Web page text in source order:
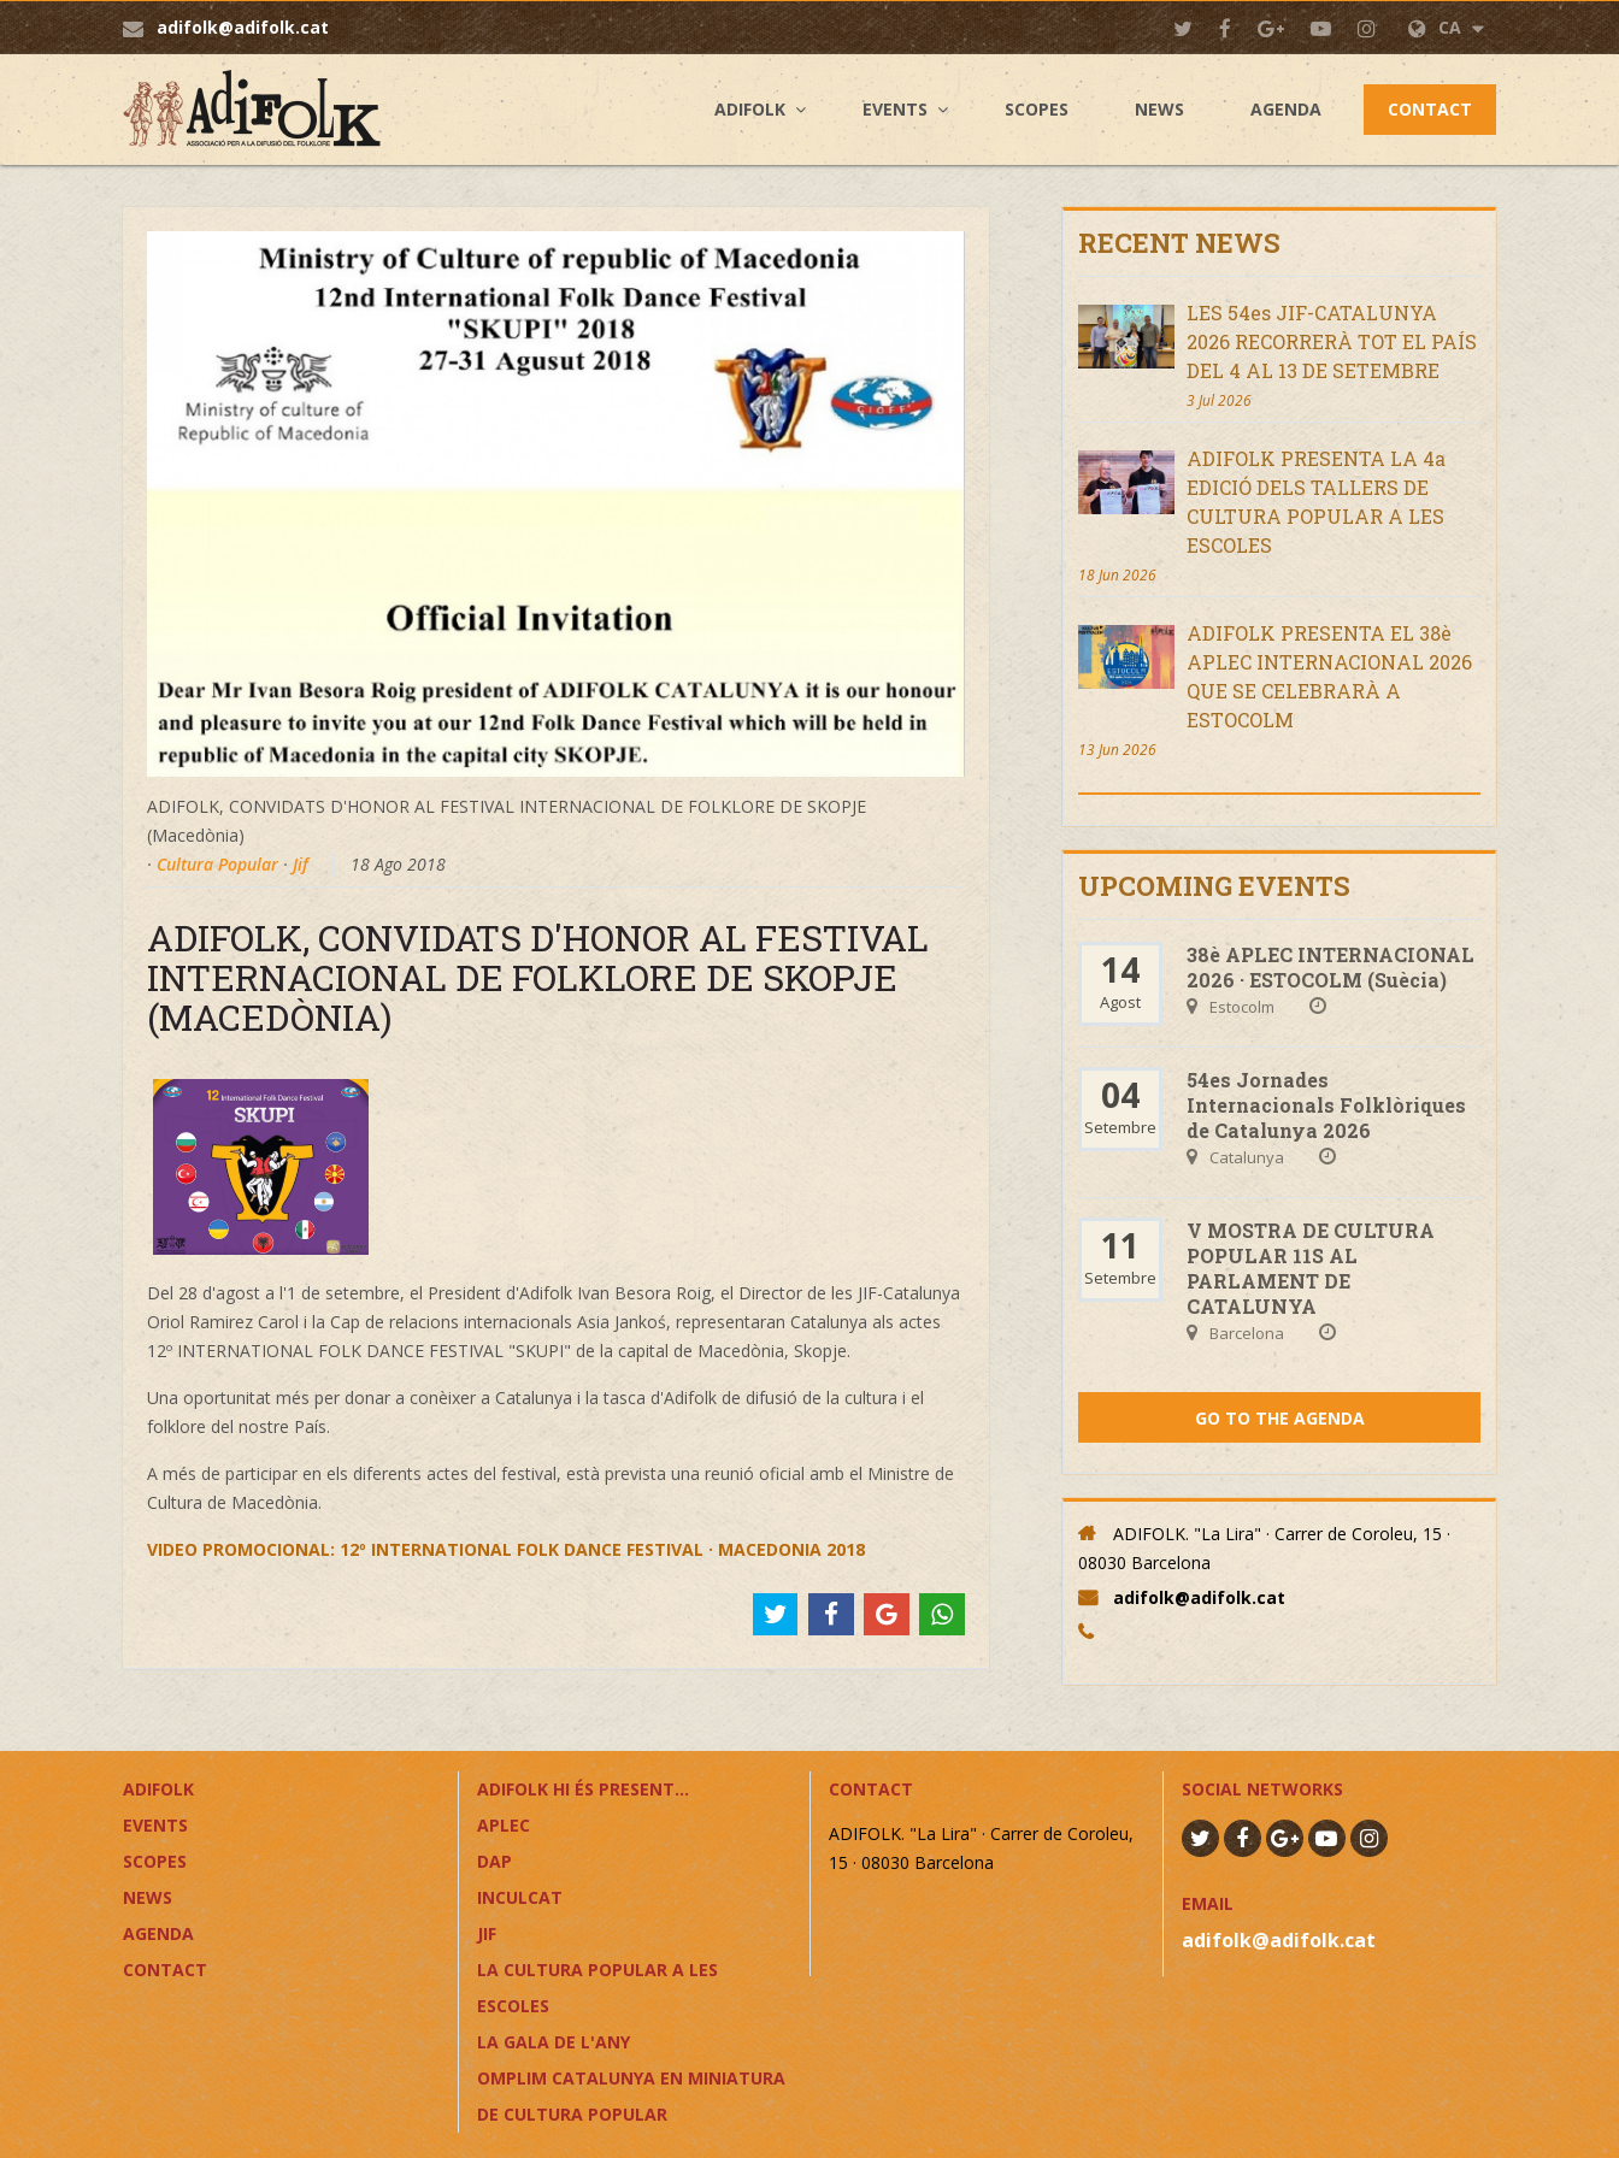
adifolk@adifolk.cat CA
ADIFOLK EVENTS SCOPES NEWS AGENDA CONTACT
ADIFOLK, CONVIDATS D'HONOR AL FESTIVAL INTERNACIONAL DE FOLKLORE DE SKOPJE
(Macedònia)
· Cultura Popular · Jif 18 Ago 2018
ADIFOLK, CONVIDATS D'HONOR AL FESTIVAL
INTERNACIONAL DE FOLKLORE DE SKOPJE
(MACEDÒNIA)
Del 28 d'agost a l'1 de setembre, el President d'Adifolk Ivan Besora Roig, el Director de les JIF-Catalunya
Oriol Ramirez Carol i la Cap de relacions internacionals Asia Jankoś, representaran Catalunya als actes
12º INTERNATIONAL FOLK DANCE FESTIVAL "SKUPI" de la capital de Macedònia, Skopje.
Una oportunitat més per donar a conèixer a Catalunya i la tasca d'Adifolk de difusió de la cultura i el
folklore del nostre País.
A més de participar en els diferents actes del festival, està prevista una reunió oficial amb el Ministre de
Cultura de Macedònia.
VIDEO PROMOCIONAL: 12º INTERNATIONAL FOLK DANCE FESTIVAL · MACEDONIA 2018
RECENT NEWS
LES 54es JIF-CATALUNYA
2026 RECORRERÀ TOT EL PAÍS
DEL 4 AL 13 DE SETEMBRE
3 Jul 2026
ADIFOLK PRESENTA LA 4a
EDICIÓ DELS TALLERS DE
CULTURA POPULAR A LES
ESCOLES
18 Jun 2026
ADIFOLK PRESENTA EL 38è
APLEC INTERNACIONAL 2026
QUE SE CELEBRARÀ A
ESTOCOLM
13 Jun 2026
UPCOMING EVENTS
14
Agost
38è APLEC INTERNACIONAL
2026 · ESTOCOLM (Suècia)
Estocolm
04
Setembre
54es Jornades
Internacionals Folklòriques
de Catalunya 2026
Catalunya
11
Setembre
V MOSTRA DE CULTURA
POPULAR 11S AL
PARLAMENT DE
CATALUNYA
Barcelona
GO TO THE AGENDA
ADIFOLK. "La Lira" · Carrer de Coroleu, 15 ·
08030 Barcelona
adifolk@adifolk.cat
ADIFOLK
EVENTS
SCOPES
NEWS
AGENDA
CONTACT
ADIFOLK HI ÉS PRESENT...
APLEC
DAP
INCULCAT
JIF
LA CULTURA POPULAR A LES
ESCOLES
LA GALA DE L'ANY
OMPLIM CATALUNYA EN MINIATURA
DE CULTURA POPULAR
CONTACT
ADIFOLK. "La Lira" · Carrer de Coroleu,
15 · 08030 Barcelona
SOCIAL NETWORKS
EMAIL
adifolk@adifolk.cat